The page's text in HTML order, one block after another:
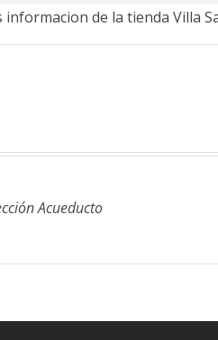
de la tienda Villa
Acueducto